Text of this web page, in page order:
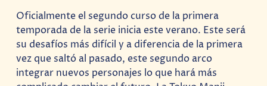
Oficialmente el segundo curso de la primera
temporada de la serie inicia este verano. Este será
su desafíos más difícil y a diferencia de la primera
vez que saltó al pasado, este segundo arco
integrar nuevos personajes lo que hará más